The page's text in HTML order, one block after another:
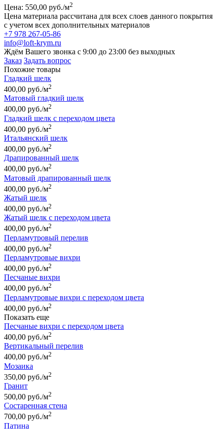
Цена: 550,00 руб./м2
Цена материала рассчитана для всех слоев данного покрытия
с учетом всех дополнительных материалов
+7 978 267-05-86
info@loft-krym.ru
Ждём Вашего звонка с 9:00 до 23:00 без выходных
Заказ Задать вопрос
Похожие товары
Гладкий шелк
400,00 руб./м2
Матовый гладкий шелк
400,00 руб./м2
Гладкий шелк с переходом цвета
400,00 руб./м2
Итальянский шелк
400,00 руб./м2
Драпированный шелк
400,00 руб./м2
Матовый драпированный шелк
400,00 руб./м2
Жатый шелк
400,00 руб./м2
Жатый шелк с переходом цвета
400,00 руб./м2
Перламутровый перелив
400,00 руб./м2
Перламутровые вихри
400,00 руб./м2
Песчаные вихри
400,00 руб./м2
Перламутровые вихри с переходом цвета
400,00 руб./м2
Показать еще
Песчаные вихри с переходом цвета
400,00 руб./м2
Вертикальный перелив
400,00 руб./м2
Мозаика
350,00 руб./м2
Гранит
500,00 руб./м2
Состаренная стена
700,00 руб./м2
Патина